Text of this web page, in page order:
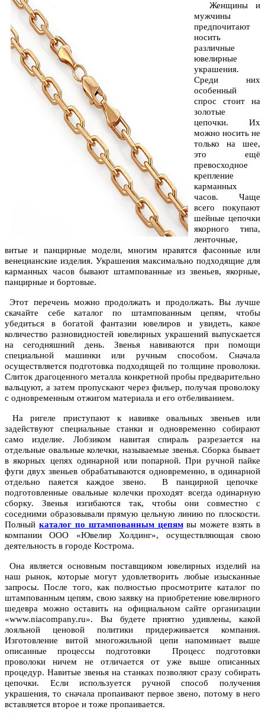
Женщины и
мужчины
предпочитают
носить
различные
ювелирные
украшения.
Среди них
особенный
спрос стоит на
золотые
цепочки. Их
можно носить не
только на шее,
это ещё
превосходное
крепление
карманных
часов. Чаще
всего покупают
шейные цепочки
якорного типа,
ленточные,
витые и панцирные модели, многим нравятся фасонные или
венецианские изделия. Украшения максимально подходящие для
карманных часов бывают штампованные из звеньев, якорные,
панцирные и бортовые.
Этот перечень можно продолжать и продолжать. Вы лучше
скачайте себе каталог по штампованным цепям, чтобы
убедиться в богатой фантазии ювелиров и увидеть, какое
количество разновидностей ювелирных украшений выпускается
на сегодняшний день. Звенья навиваются при помощи
специальной машинки или ручным способом. Сначала
осуществляется подготовка подходящей по толщине проволоки.
Слиток драгоценного металла конкретной пробы предварительно
вальцуют, а затем пропускают через фильер, получая проволоку
с одновременным отжигом материала и его отбеливанием.
На ригеле приступают к навивке овальных звеньев или
задействуют специальные станки и одновременно собирают
само изделие. Лобзиком навитая спираль разрезается на
отдельные овальные колечки, называемые звенья. Сборка бывает
в якорных цепях одинарной или попарной. При ручной пайке
фуги двух звеньев обрабатываются одновременно, в одинарной
отдельно паяется каждое звено. В панцирной цепочке
подготовленные овальные колечки проходят всегда одинарную
сборку. Звенья изгибаются так, чтобы они совместно с
соседними образовывали прямую цельную линию по плоскости.
Полный каталог по штампованным цепямвы можете взять в
компании ООО «Ювелир Холдинг», осуществляющая свою
деятельность в городе Кострома.
Она является основным поставщиком ювелирных изделий на
наш рынок, которые могут удовлетворить любые изысканные
запросы. После того, как полностью просмотрите каталог по
штампованным цепям, свою заявку на приобретение ювелирного
шедевра можно оставить на официальном сайте организации
«www.niacompany.ru». Вы будете приятно удивлены, какой
лояльной ценовой политики придерживается компания.
Изготовление витой многожильной цепи напоминает выше
описанные процессы подготовки Процесс подготовки
проволоки ничем не отличается от уже выше описанных
процедур. Навитые звенья на станках позволяют сразу собирать
цепочки. Если используется ручной способ получения
украшения, то сначала пропаивают первое звено, потому в него
вставляется второе и тоже пропаивается.